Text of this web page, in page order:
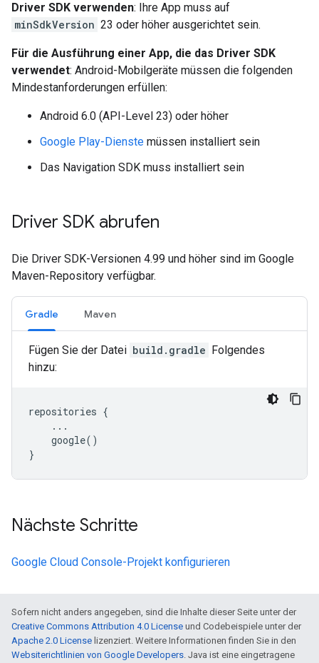
Driver SDK verwenden: Ihre App muss auf
minSdkVersion 23 oder höher ausgerichtet sein.
Für die Ausführung einer App, die das Driver SDK
verwendet: Android-Mobilgeräte müssen die folgenden
Mindestanforderungen erfüllen:
Android 6.0 (API-Level 23) oder höher
Google Play-Dienste müssen installiert sein
Das Navigation SDK muss installiert sein
Driver SDK abrufen
Die Driver SDK-Versionen 4.99 und höher sind im Google
Maven-Repository verfügbar.
Gradle Maven
Fügen Sie der Datei build.gradle Folgendes
hinzu:
repositories {
...
google()
}
Nächste Schritte
Google Cloud Console-Projekt konfigurieren
Sofern nicht anders angegeben, sind die Inhalte dieser Seite unter der
Creative Commons Attribution 4.0 License und Codebeispiele unter der
Apache 2.0 License lizenziert. Weitere Informationen finden Sie in den
Websiterichtlinien von Google Developers. Java ist eine eingetragene